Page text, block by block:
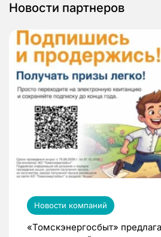
Новости партнеров
Новости компаний
«Томскэнергосбыт»